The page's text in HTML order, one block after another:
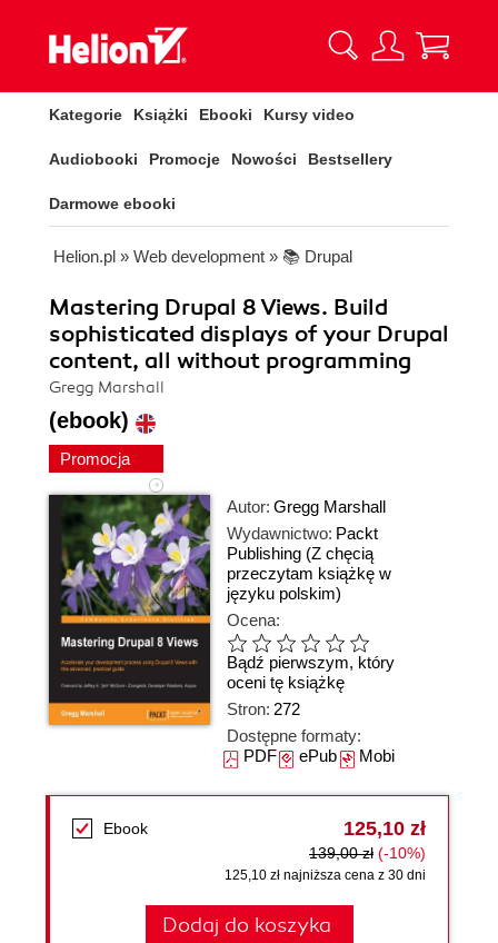
Kategorie Książki Ebooki Kursy video
Audiobooki Promocje Nowości Bestsellery
Darmowe ebooki
Helion.pl » Web development » 📚 Drupal
Mastering Drupal 8 Views. Build
sophisticated displays of your Drupal
content, all without programming
Gregg Marshall
(ebook)
Promocja
Autor: Gregg Marshall
Wydawnictwo: Packt
Publishing (Z chęcią
przeczytam książkę w
języku polskim)
Ocena:
Bądź pierwszym, który
oceni tę książkę
Stron: 272
Dostępne formaty:
PDFePubMobi
Ebook 125,10 zł
139,00 zł (-10%)
125,10 zł najniższa cena z 30 dni
Dodaj do koszyka